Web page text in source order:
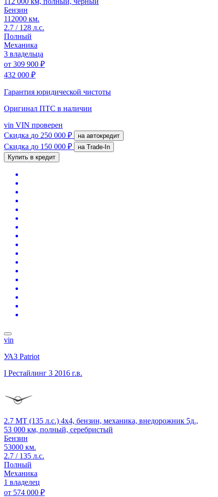
Бензин
112000 км.
2.7 / 128 л.с.
Полный
Механика
3 владельца
от 309 900 ₽
432 000 ₽
Гарантия юридической чистоты
Оригинал ПТС в наличии
vin VIN проверен
Скидка до 250 000 ₽ на автокредит
Скидка до 150 000 ₽
на Trade-In
Купить в кредит
vin
УАЗ Patriot
I Рестайлинг 3 2016 г.в.
2.7 MT (135 л.с.) 4x4, бензин, механика, внедорожник 5д.,
53 000 км, полный, серебристый
Бензин
53000 км.
2.7 / 135 л.с.
Полный
Механика
1 владелец
от 574 000 ₽